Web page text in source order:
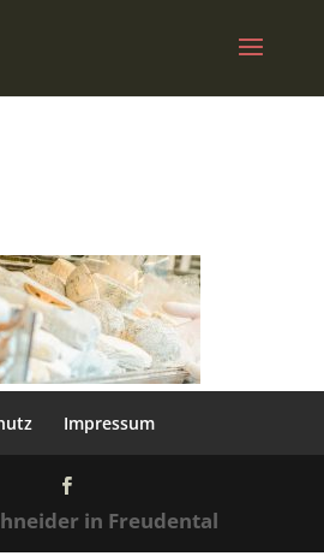
Impressum
in Freudental